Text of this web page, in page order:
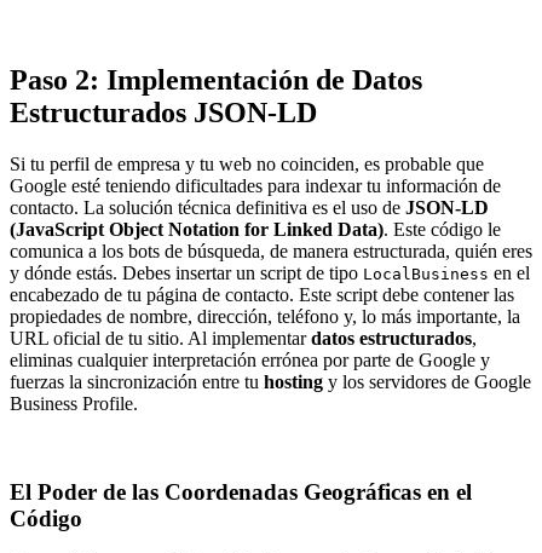
Paso 2: Implementación de Datos
Estructurados JSON-LD
Si tu perfil de empresa y tu web no coinciden, es probable que
Google esté teniendo dificultades para indexar tu información de
contacto. La solución técnica definitiva es el uso de JSON-LD
(JavaScript Object Notation for Linked Data). Este código le
comunica a los bots de búsqueda, de manera estructurada, quién eres
y dónde estás. Debes insertar un script de tipo LocalBusiness en el
encabezado de tu página de contacto. Este script debe contener las
propiedades de nombre, dirección, teléfono y, lo más importante, la
URL oficial de tu sitio. Al implementardatos estructurados,
eliminas cualquier interpretación errónea por parte de Google y
fuerzas la sincronización entre tu hosting y los servidores de Google
Business Profile.
El Poder de las Coordenadas Geográficas en el
Código